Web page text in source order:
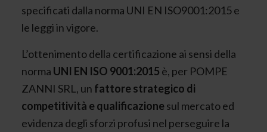
specificati dalla norma UNI EN ISO9001:2015 e
le leggi in vigore.
L’ottenimento della certificazione ai sensi della
norma UNI EN ISO 9001:2015 è, per POMPE
ZANNI SRL, un fattore strategico di
competitività e qualificazionesul mercato ed
evidenza degli sforzi profusi nel perseguire la